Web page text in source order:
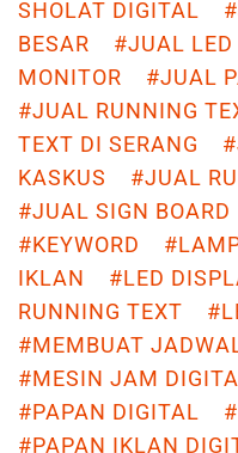
SHOLAT DIGITAL
BESAR
#JUAL LED
MONITOR
#JUAL
#JUAL RUNNING
TEXT DI SERANG
KASKUS
#JUAL
#JUAL SIGN BOARD
#KEYWORD
IKLAN
#LED
RUNNING TEXT
#MEMBUAT
#MESIN JAM
#PAPAN DIGITAL
#PAPAN IKLAN